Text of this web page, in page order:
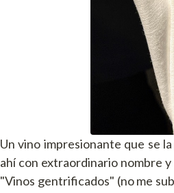
Un vino impresionante que se
ahí con extraordinario nombre
"Vinos gentrificados" (no me